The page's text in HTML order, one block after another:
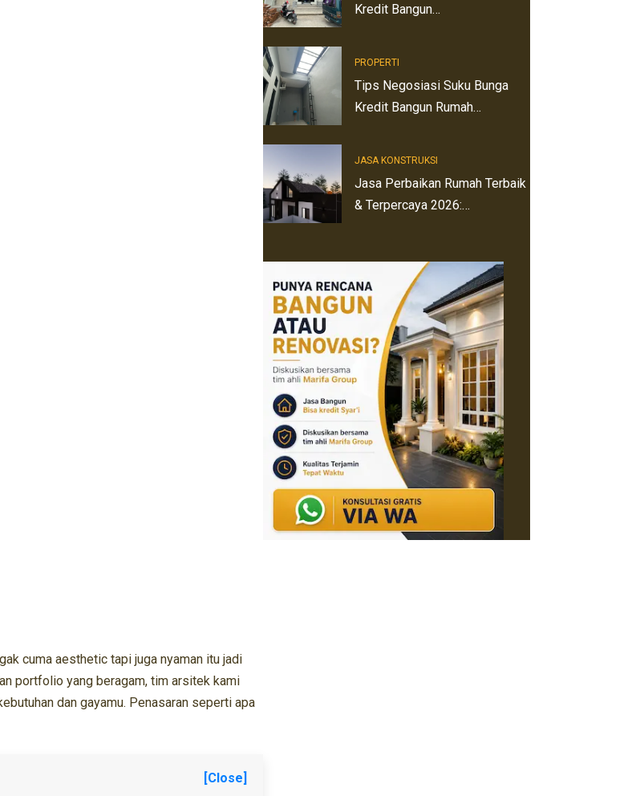
cuma aesthetic tapi juga nyaman itu jadi
portfolio yang beragam, tim arsitek kami
dan gayamu. Penasaran seperti apa
[Close]
Kredit Bangun…
PROPERTI
Tips Negosiasi Suku Bunga
Kredit Bangun Rumah…
JASA KONSTRUKSI
Jasa Perbaikan Rumah Terbaik
& Terpercaya 2026:…